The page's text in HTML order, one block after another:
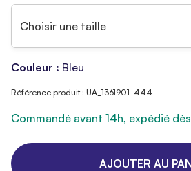
Choisir une taille
Couleur : Bleu
Référence produit : UA_1361901-444
Commandé avant 14h, expédié
AJOUTER AU